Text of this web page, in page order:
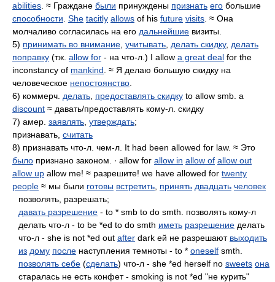
abilities . ≈ Граждане были принуждены признать его большие
способности She tacitly allows of his future visits . ≈ Она
молчаливо согласилась на его дальнейшие визиты.
5) принимать во внимание учитывать делать скидку, делать
поправку (тж. allow for - на что-л.) I allow a great deal for the
inconstancy of mankind . ≈ Я делаю большую скидку на
человеческое непостоянство
6) коммерч. делать предоставлять скидку to allow smb. a
discount ≈ давать/предоставлять кому-л. скидку
7) амер. заявлять утверждать;
признавать, считать
8) признавать что-л. чем-л. It had been allowed for law. ≈ Это
было признано законом. ∙ allow for allow in allow of allow out
allow up allow me! ≈ разрешите! we have allowed for twenty
people ≈ мы были готовы встретить принять двадцать человек
позволять, разрешать;
давать разрешение - to * smb to do smth. позволять кому-л
делать что-л - to be *ed to do smth иметь разрешение делать
что-л - she is not *ed out after dark ей не разрешают выходить
из дому после наступления темноты - to * oneself smth.
позволять себе (сделать) что-л - she *ed herself no sweets она
старалась не есть конфет - smoking is not *ed "не курить"